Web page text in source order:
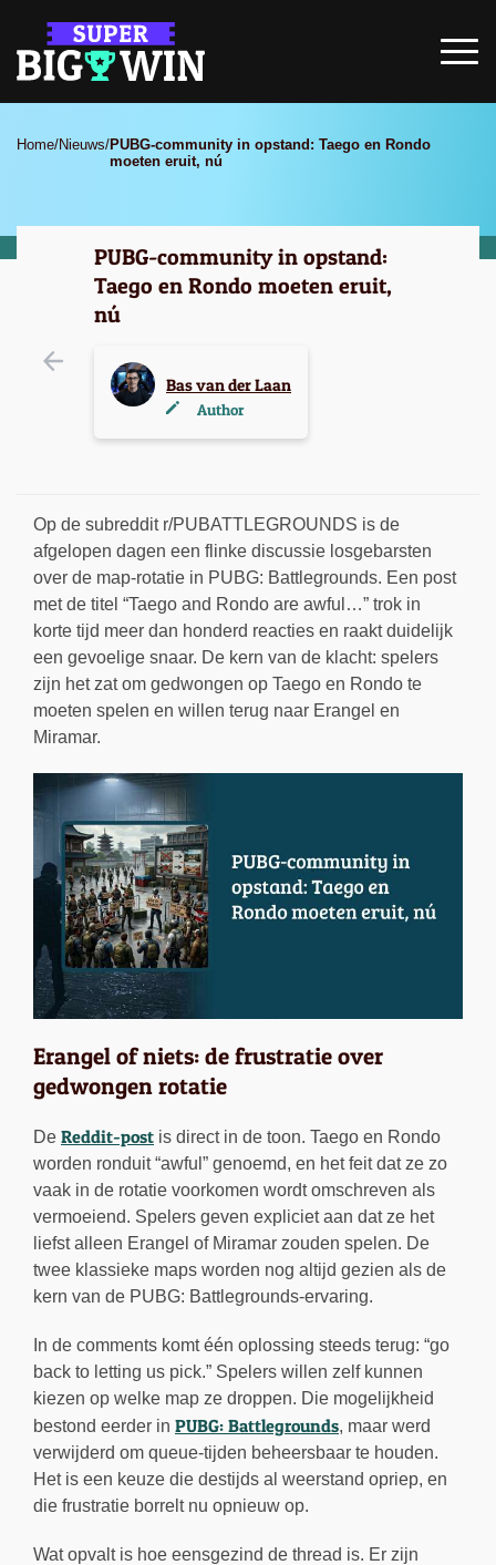
Home/Nieuws/PUBG-community in opstand: Taego en Rondo
moeten eruit, nú
PUBG-community in opstand:
Taego en Rondo moeten eruit,
nú
Bas van der Laan
Author
Op de subreddit r/PUBATTLEGROUNDS is de
afgelopen dagen een flinke discussie losgebarsten
over de map-rotatie in PUBG: Battlegrounds. Een post
met de titel “Taego and Rondo are awful…” trok in
korte tijd meer dan honderd reacties en raakt duidelijk
een gevoelige snaar. De kern van de klacht: spelers
zijn het zat om gedwongen op Taego en Rondo te
moeten spelen en willen terug naar Erangel en
Miramar.
Erangel of niets: de frustratie over
gedwongen rotatie
De Reddit-post is direct in de toon. Taego en Rondo
worden ronduit “awful” genoemd, en het feit dat ze zo
vaak in de rotatie voorkomen wordt omschreven als
vermoeiend. Spelers geven expliciet aan dat ze het
liefst alleen Erangel of Miramar zouden spelen. De
twee klassieke maps worden nog altijd gezien als de
kern van de PUBG: Battlegrounds-ervaring.
In de comments komt één oplossing steeds terug: “go
back to letting us pick.” Spelers willen zelf kunnen
kiezen op welke map ze droppen. Die mogelijkheid
bestond eerder in PUBG: Battlegrounds, maar werd
verwijderd om queue-tijden beheersbaar te houden.
Het is een keuze die destijds al weerstand opriep, en
die frustratie borrelt nu opnieuw op.
Wat opvalt is hoe eensgezind de thread is. Er zijn